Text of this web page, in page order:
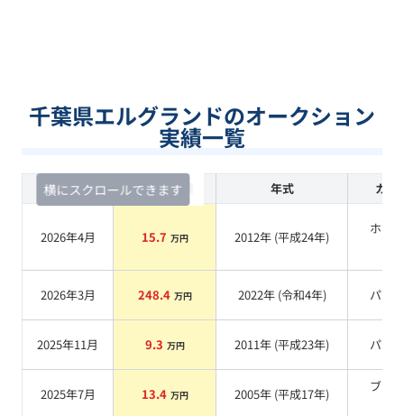
千葉県エルグランドのオークション
実績一覧
横にスクロールできます
査定時期 セルカ実績 年式 カラ
2026年4月 15.7 万円 2012年 (平成24年)
ホワ
2026年3月 248.4 万円 2022年 (令和4年) パール
2025年11月 9.3 万円 2011年 (平成23年) パール
2025年7月 13.4 万円 2005年 (平成17年)
ブラ